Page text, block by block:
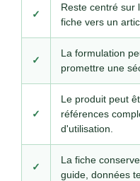
✓
Reste centré sur
fiche vers un
✓
La formulation
promettre une
✓
Le produit peut
références
d'utilisation.
✓
La fiche
guide, données